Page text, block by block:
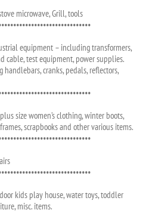
microwave, Grill, tools
equipment – including transformers,
cable, test equipment, power supplies.
cranks, pedals, reflectors,
size women’s clothing, winter boots,
scrapbooks and other various items.
kids play house, water toys, toddler
misc. items.